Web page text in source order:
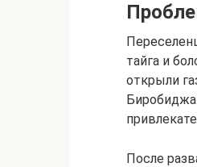
тайга и
открыли
После